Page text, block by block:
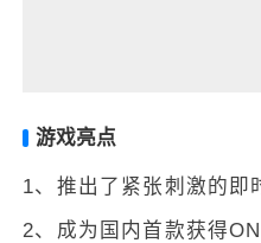
游戏亮点
1、推出了紧张刺激的即
2、成为国内首款获得